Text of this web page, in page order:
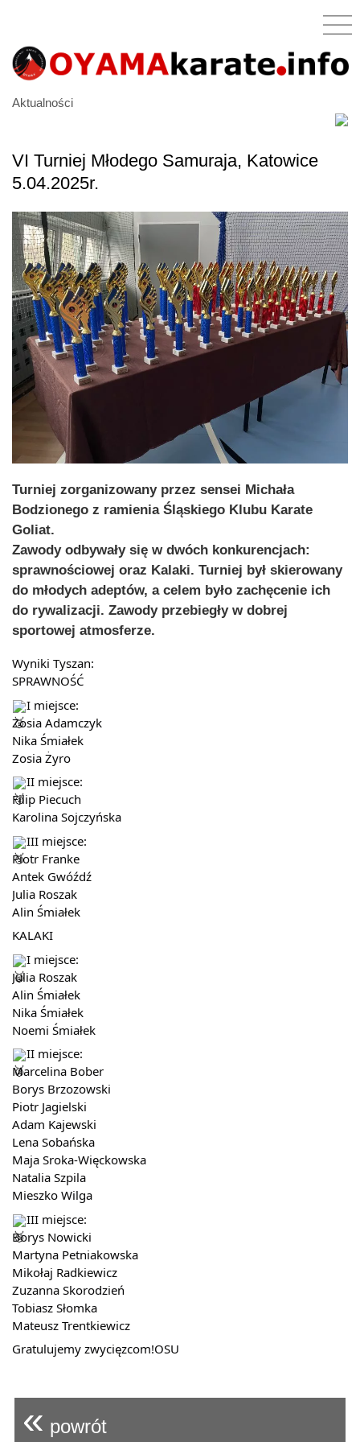
Aktualności
VI Turniej Młodego Samuraja, Katowice
5.04.2025r.
Turniej zorganizowany przez sensei Michała
Bodzionego z ramienia Śląskiego Klubu Karate
Goliat.
Zawody odbywały się w dwóch konkurencjach:
sprawnościowej oraz Kalaki. Turniej był skierowany
do młodych adeptów, a celem było zachęcenie ich
do rywalizacji. Zawody przebiegły w dobrej
sportowej atmosferze.
Wyniki Tyszan:
SPRAWNOŚĆ
I miejsce:
Zosia Adamczyk
Nika Śmiałek
Zosia Żyro
II miejsce:
Filip Piecuch
Karolina Sojczyńska
III miejsce:
Piotr Franke
Antek Gwóźdź
Julia Roszak
Alin Śmiałek
KALAKI
I miejsce:
Julia Roszak
Alin Śmiałek
Nika Śmiałek
Noemi Śmiałek
II miejsce:
Marcelina Bober
Borys Brzozowski
Piotr Jagielski
Adam Kajewski
Lena Sobańska
Maja Sroka-Więckowska
Natalia Szpila
Mieszko Wilga
III miejsce:
Borys Nowicki
Martyna Petniakowska
Mikołaj Radkiewicz
Zuzanna Skorodzień
Tobiasz Słomka
Mateusz Trentkiewicz
Gratulujemy zwycięzcom!OSU
« powrót